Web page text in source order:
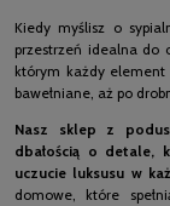
Kiedy myślisz o
przestrzeń idealna do
którym każdy element
bawełniane, aż po
Nasz sklep z
dbałością o detale,
uczucie luksusu w
domowe, które